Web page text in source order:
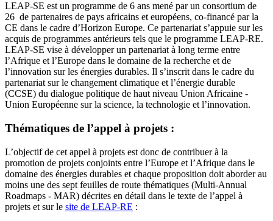
LEAP-SE est un programme de 6 ans mené par un consortium de
26 de partenaires de pays africains et européens, co-financé par la
CE dans le cadre d’Horizon Europe. Ce partenariat s’appuie sur les
acquis de programmes antérieurs tels que le programme LEAP-RE.
LEAP-SE vise à développer un partenariat à long terme entre
l’Afrique et l’Europe dans le domaine de la recherche et de
l’innovation sur les énergies durables. Il s’inscrit dans le cadre du
partenariat sur le changement climatique et l’énergie durable
(CCSE) du dialogue politique de haut niveau Union Africaine -
Union Européenne sur la science, la technologie et l’innovation.
Thématiques de l’appel à projets :
L’objectif de cet appel à projets est donc de contribuer à la
promotion de projets conjoints entre l’Europe et l’Afrique dans le
domaine des énergies durables et chaque proposition doit aborder au
moins une des sept feuilles de route thématiques (Multi-Annual
Roadmaps - MAR) décrites en détail dans le texte de l’appel à
projets et sur le site de LEAP-RE :